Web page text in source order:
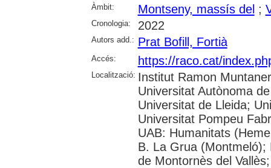
Àmbit: Montseny, massís del;
Cronologia: 2022
Autors add.: Prat Bofill, Fortià
Accés: https://raco.cat/
Localització: Institut Ramon
Universitat Autònoma
Universitat de Lleida;
Universitat Pompeu
UAB: Humanitats
B. La Grua (Montmeló);
de Montornès del